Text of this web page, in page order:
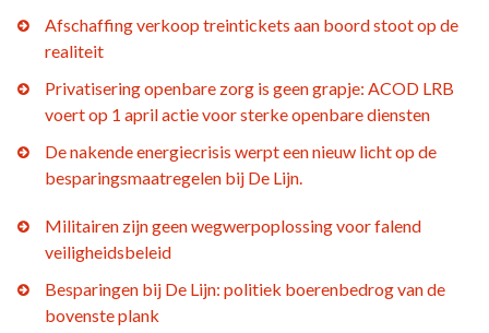
Afschaffing verkoop treintickets aan boord stoot op de
realiteit
Privatisering openbare zorg is geen grapje: ACOD LRB
voert op 1 april actie voor sterke openbare diensten
De nakende energiecrisis werpt een nieuw licht op de
besparingsmaatregelen bij De Lijn.
Militairen zijn geen wegwerpoplossing voor falend
veiligheidsbeleid
Besparingen bij De Lijn: politiek boerenbedrog van de
bovenste plank